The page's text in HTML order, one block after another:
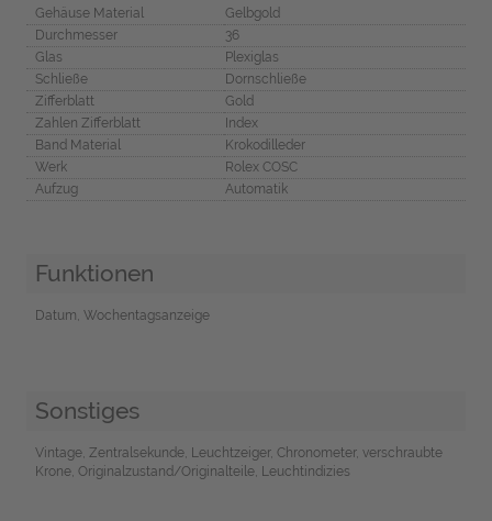
Gehäuse Material
Gelbgold
Durchmesser
36
Glas
Plexiglas
Schließe
Dornschließe
Zifferblatt
Gold
Zahlen Zifferblatt
Index
Band Material
Krokodilleder
Werk
Rolex COSC
Aufzug
Automatik
Funktionen
Datum, Wochentagsanzeige
Sonstiges
Vintage, Zentralsekunde, Leuchtzeiger, Chronometer, verschraubte
Krone, Originalzustand/Originalteile, Leuchtindizies